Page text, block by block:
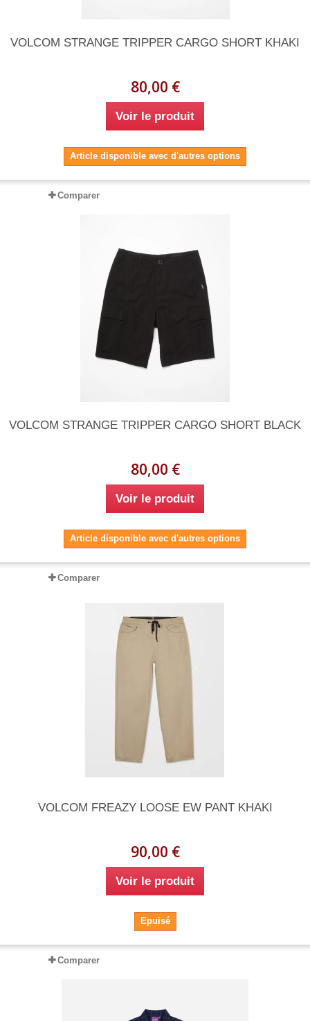
VOLCOM STRANGE TRIPPER CARGO SHORT KHAKI
80,00 €
Voir le produit
Article disponible avec d'autres options
Comparer
VOLCOM STRANGE TRIPPER CARGO SHORT BLACK
80,00 €
Voir le produit
Article disponible avec d'autres options
Comparer
VOLCOM FREAZY LOOSE EW PANT KHAKI
90,00 €
Voir le produit
Epuisé
Comparer